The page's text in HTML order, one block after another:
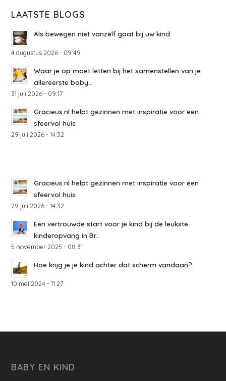
LAATSTE BLOGS
Als bewegen niet vanzelf gaat bij uw kind
4 augustus 2026 - 09:49
Waar je op moet letten bij het samenstellen van je
allereerste baby...
31 juli 2026 - 09:17
Gracieus.nl helpt gezinnen met inspiratie voor een
sfeervol huis
29 juli 2026 - 14:32
Gracieus.nl helpt gezinnen met inspiratie voor een
sfeervol huis
29 juli 2026 - 14:32
Een vertrouwde start voor je kind bij de leukste
kinderopvang in Br...
5 november 2025 - 08:31
Hoe krijg je je kind achter dat scherm vandaan?
10 mei 2024 - 11:27
BABY EN KIND